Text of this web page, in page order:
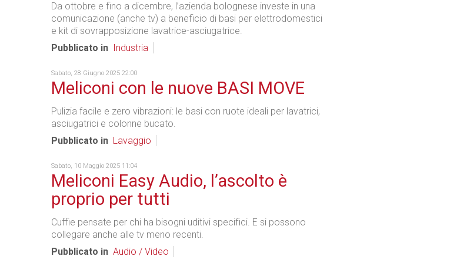
Da ottobre e fino a dicembre, l’azienda bolognese investe in una
comunicazione (anche tv) a beneficio di basi per elettrodomestici
e kit di sovrapposizione lavatrice-asciugatrice.
Pubblicato in
Industria
Sabato, 28 Giugno 2025 22:00
Meliconi con le nuove BASI MOVE
Pulizia facile e zero vibrazioni: le basi con ruote ideali per lavatrici,
asciugatrici e colonne bucato.
Pubblicato in Lavaggio
Sabato, 10 Maggio 2025 11:04
Meliconi Easy Audio, l’ascolto è
proprio per tutti
Cuffie pensate per chi ha bisogni uditivi specifici. E si possono
collegare anche alle tv meno recenti.
Pubblicato in Audio / Video